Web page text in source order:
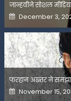
जान्हवीने सोशल
Posted
on
December 3,
फरहान अख्तर ने
Posted
on
November 15,